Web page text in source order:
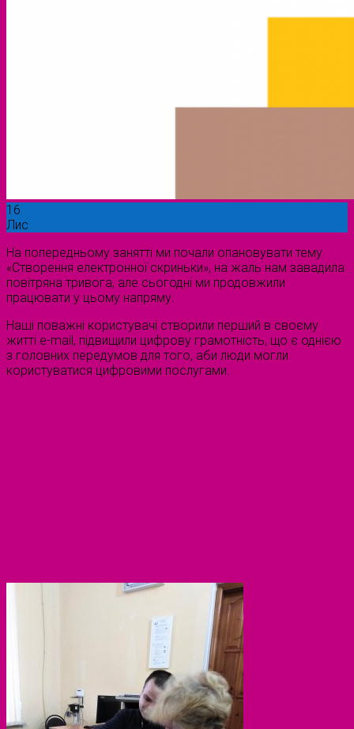
16
Лис
На попередньому занятті ми почали опановувати тему
«Створення електронної скриньки», на жаль нам завадила
повітряна тривога, але сьогодні ми продовжили
працювати у цьому напряму.
Наші поважні користувачі створили перший в своєму
житті e-mail, підвищили цифрову грамотність, що є однією
з головних передумов для того, аби люди могли
користуватися цифровими послугами.